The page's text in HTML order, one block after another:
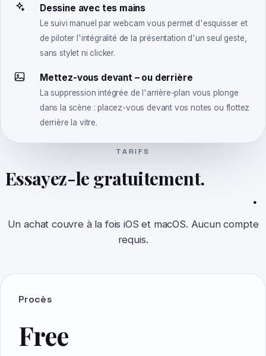
Dessine avec tes mains
Le suivi manuel par webcam vous permet d'esquisser et
de piloter l'intégralité de la présentation d'un seul geste,
sans stylet ni clicker.
Mettez-vous devant – ou derrière
La suppression intégrée de l'arrière-plan vous plonge
dans la scène : placez-vous devant vos notes ou flottez
derrière la vitre.
TARIFS
Essayez-le gratuitement.
à niveau lorsque vous êtes prêt .
Un achat couvre à la fois iOS et macOS. Aucun compte
requis.
Procès
Free